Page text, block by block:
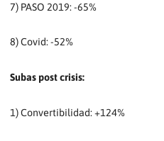
7) PASO 2019: -65%
8) Covid: -52%
Subas post crisis:
1) Convertibilidad: +124%